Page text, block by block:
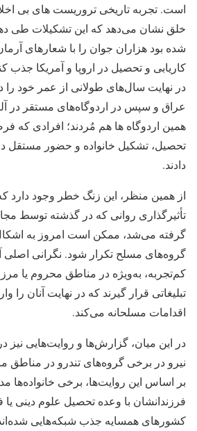
است. تجربه تاریخی تروریست های بی
خلق نشان می‌دهد که این تشکیلات طی
شده بود هزاران جوان را با شعارهای
کاریابی و تحصیل در اروپا و آمریکا جذب
در نهایت سال‌های طولانی از عمر خود را
عراق و سپس در اردوگاه‌های مستقر در
همین اردوگاه ها هم مُردند؛ افرادی که
تحصیل، تشکیل خانواده و حضور مستقل
دادند.
از همین منظر، این زنگ خطر وجود دارد
تأثیرگذاری روانی که در گذشته توسط
گرفته می‌شد، ممکن است امروز به
گروه‌های مسلح تکرار شود. نگرانی
کم‌تجربه، به‌ویژه در مناطق محروم یا
تبلیغاتی قرار گیرند که در نهایت آنان
اقدامات مسلحانه می‌کند.
در این میان، گزارش‌ها و روایت‌هایی نیز
نیرو در برخی گروه‌های تندرو در
بر اساس این روایت‌ها، برخی خانواده‌ها
فرزندانشان با وعده تحصیل علوم دینی
کشورهای همسایه جذب شبکه‌هایی شده‌اند